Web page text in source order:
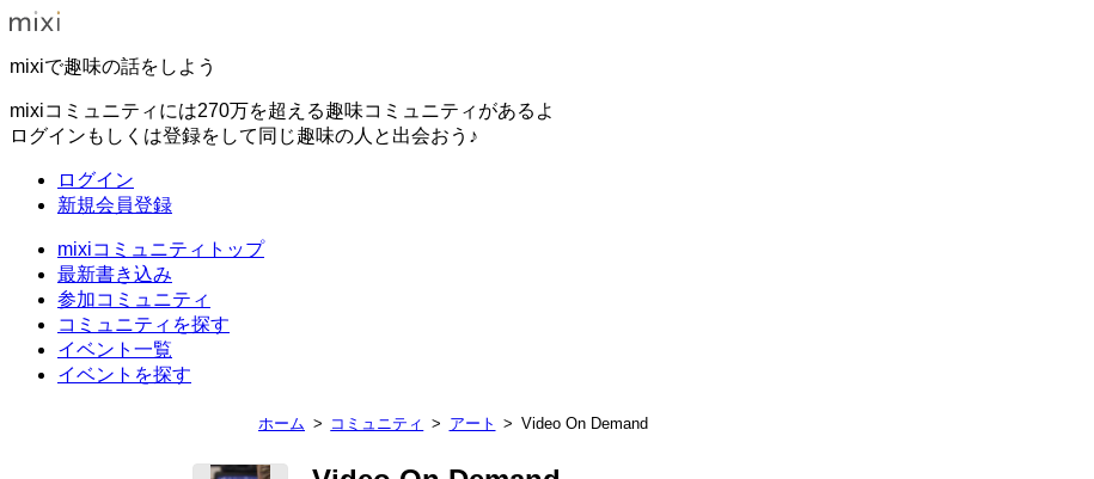
mixiで趣味の話をしよう
mixiコミュニティには270万を超える趣味コミュニティがあるよ
ログインもしくは登録をして同じ趣味の人と出会おう♪
ログイン
新規会員登録
mixiコミュニティトップ
最新書き込み
参加コミュニティ
コミュニティを探す
イベント一覧
イベントを探す
ホーム コミュニティ アート Video On Demand